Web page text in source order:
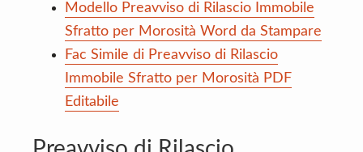
Modello Preavviso di Rilascio Immobile
Sfratto per Morosità Word da Stampare
Fac Simile di Preavviso di Rilascio
Immobile Sfratto per Morosità PDF
Editabile